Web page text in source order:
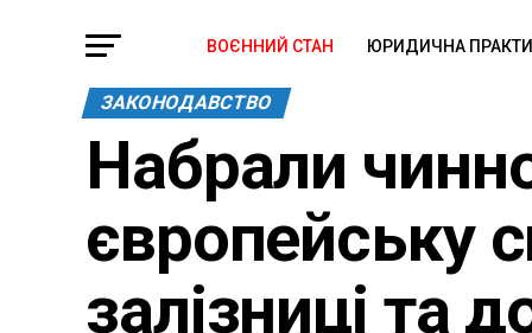
ВОЄННИЙ СТАН ЮРИДИЧНА
ЗАКОНОДАВСТВО
Набрали
європейську
залізниці та